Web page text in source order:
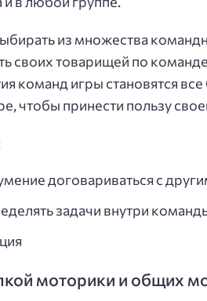
из множества
своих товарищей по
команд игры становятся
чтобы принести пользу
договариваться с
задачи внутри
моторики и общих